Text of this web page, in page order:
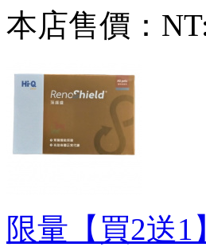
本店售價：
限量【買2送